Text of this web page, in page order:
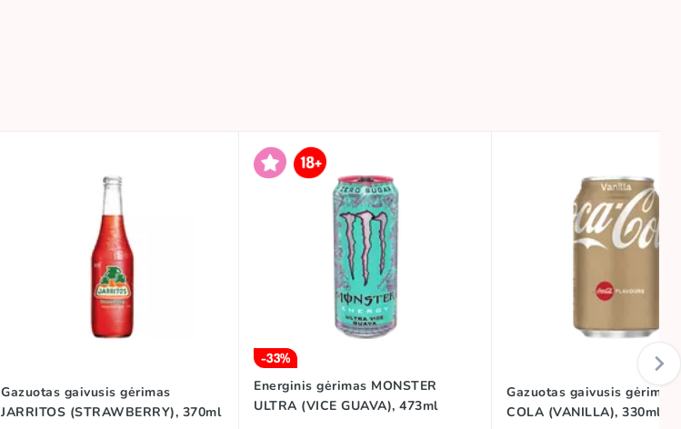
Gazuotas gaivusis gėrimas
JARRITOS (STRAWBERRY), 370ml
-33%
Energinis gėrimas MONSTER
ULTRA (VICE GUAVA), 473ml
Gazuotas gaivusis gėrimas
COLA (VANILLA), 330ml